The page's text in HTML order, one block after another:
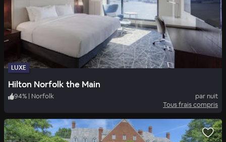
LUXE
Hilton Norfolk the Main
94% | Norfolk
par nuit
Tous frais compris